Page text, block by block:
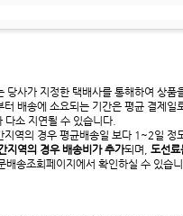
당사가 지정한 택배사를 통해하여 상품
배송에 소요되는 기간은 평균 결제일
소 지연될 수 있습니다.
역의 경우 평균배송일 보다 1~2일 정
지역의 경우 배송비가 추가되며, 도선
송조회페이지에서 확인하실 수 있습니